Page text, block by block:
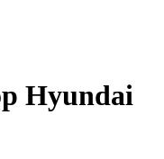
Hyundai